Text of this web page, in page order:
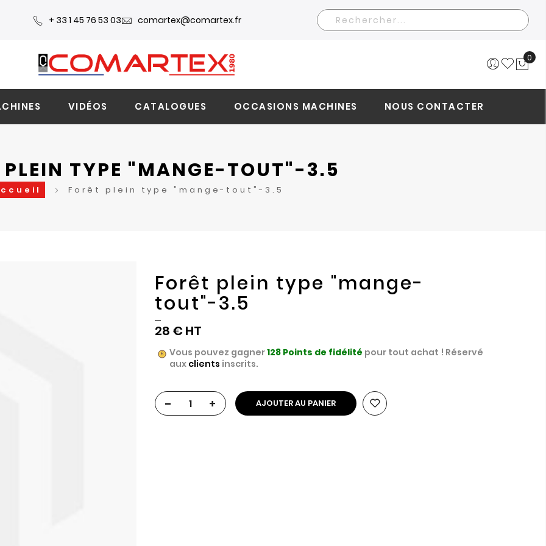
+ 33 1 45 76 53 03 comartex@comartex.fr
Rechercher
0
VIDÉOS CATALOGUES OCCASIONS MACHINES NOUS CONTACTER
PLEIN TYPE "MANGE-TOUT"-3.5
Forêt plein type "mange-tout"-3.5
Forêt plein type "mange-
tout"-3.5
28 €
Vous pouvez gagner128 Points de fidélité pour tout achat ! Réservé
aux clients inscrits.
- + AJOUTER AU PANIER